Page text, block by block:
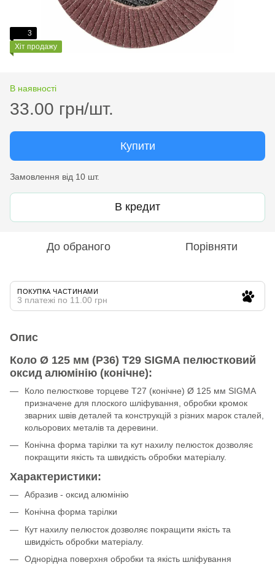
3
Хіт продажу
В наявності
33.00 грн/шт.
Купити
Замовлення від 10 шт.
В кредит
До обраного Порівняти
ПОКУПКА ЧАСТИНАМИ
3 платежі по 11.00 грн
Опис
Коло Ø 125 мм (P36) Т29 SIGMA пелюстковий
оксид алюмінію (конічне):
Коло пелюсткове торцеве Т27 (конічне) Ø 125 мм SIGMA
призначене для плоского шліфування, обробки кромок
зварних швів деталей та конструкцій з різних марок сталей,
кольорових металів та деревини.
Конічна форма тарілки та кут нахилу пелюсток дозволяє
покращити якість та швидкість обробки матеріалу.
Характеристики:
Абразив - оксид алюмінію
Конічна форма тарілки
Кут нахилу пелюсток дозволяє покращити якість та
швидкість обробки матеріалу.
Однорідна поверхня обробки та якість шліфування